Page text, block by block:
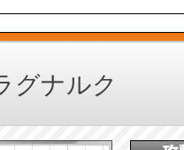
グナルク